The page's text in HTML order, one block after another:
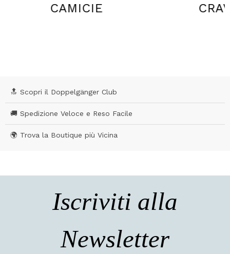
CRAVATTE
🔝 Scopri il Doppelgänger Club
🚚 Spedizione Veloce e Reso Facile
🌍 Trova la Boutique più Vicina
Iscriviti alla
Newsletter